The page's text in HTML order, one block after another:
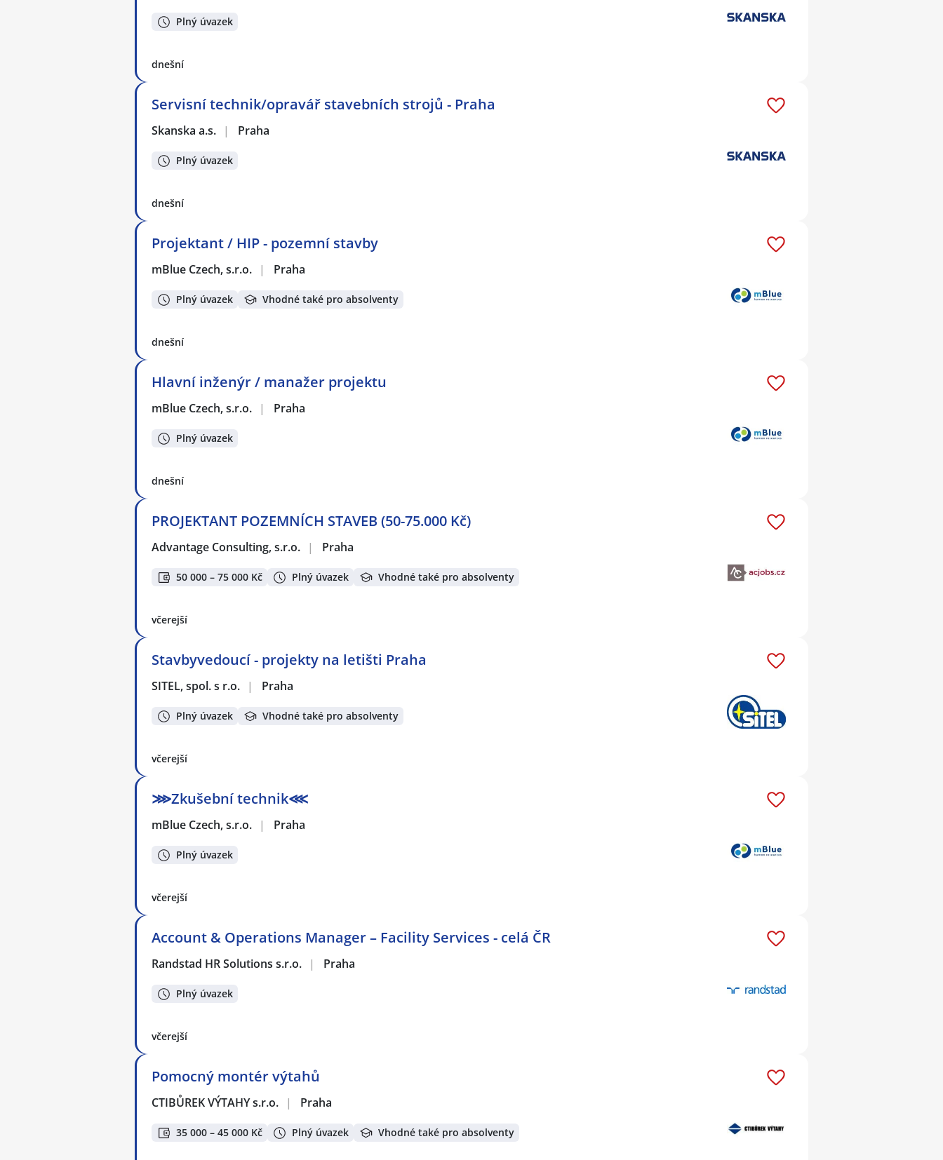
Plný úvazek
dnešní
Servisní technik/opravář stavebních strojů - Praha
Skanska a.s. | Praha
Plný úvazek
dnešní
Projektant / HIP - pozemní stavby
mBlue Czech, s.r.o. | Praha
Plný úvazek Vhodné také pro absolventy
dnešní
Hlavní inženýr / manažer projektu
mBlue Czech, s.r.o. | Praha
Plný úvazek
dnešní
PROJEKTANT POZEMNÍCH STAVEB (50-75.000 Kč)
Advantage Consulting, s.r.o. | Praha
50 000 – 75 000 Kč Plný úvazek Vhodné také pro absolventy
včerejší
Stavbyvedoucí - projekty na letišti Praha
SITEL, spol. s r.o. | Praha
Plný úvazek Vhodné také pro absolventy
včerejší
⋙Zkušební technik⋘
mBlue Czech, s.r.o. | Praha
Plný úvazek
včerejší
Account & Operations Manager – Facility Services - celá ČR
Randstad HR Solutions s.r.o. | Praha
Plný úvazek
včerejší
Pomocný montér výtahů
CTIBŮREK VÝTAHY s.r.o. | Praha
35 000 – 45 000 Kč Plný úvazek Vhodné také pro absolventy